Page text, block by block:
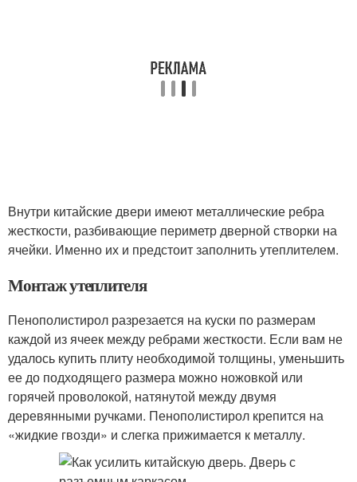
Внутри китайские двери имеют металлические ребра
жесткости, разбивающие периметр дверной створки на
ячейки. Именно их и предстоит заполнить утеплителем.
Монтаж утеплителя
Пенополистирол разрезается на куски по размерам
каждой из ячеек между ребрами жесткости. Если вам не
удалось купить плиту необходимой толщины, уменьшить
ее до подходящего размера можно ножовкой или
горячей проволокой, натянутой между двумя
деревянными ручками. Пенополистирол крепится на
«жидкие гвозди» и слегка прижимается к металлу.